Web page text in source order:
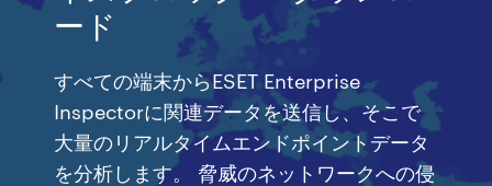
ード
すべての端末からESET Enterprise
Inspectorに関連データを送信し、そこで
大量のリアルタイムエンドポイントデータ
を分析します。 脅威のネットワークへの侵